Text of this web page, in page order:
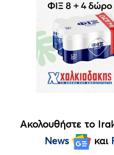
Ακολουθήστε το
News
και